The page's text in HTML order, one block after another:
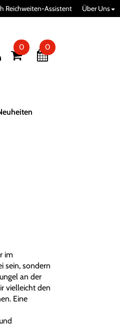
Reichweiten-Assistent Über Uns
0 0
im
sein, sondern
an der
vielleicht den
Eine